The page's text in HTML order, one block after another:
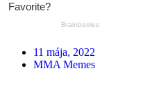
11 mája, 2022
MMA Memes